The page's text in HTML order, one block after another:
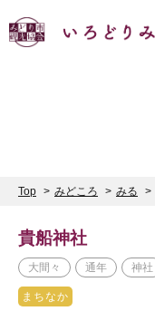
Top みどころ みる
貴船神社
大間々 通年 神社
まちなか